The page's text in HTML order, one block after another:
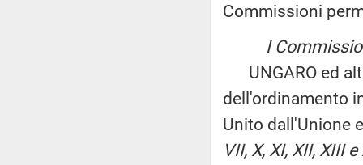
Commissioni
I
UNGARO ed
dell'ordinamento
Unito dall'Unione
VII, X, XI, XII, XIII e